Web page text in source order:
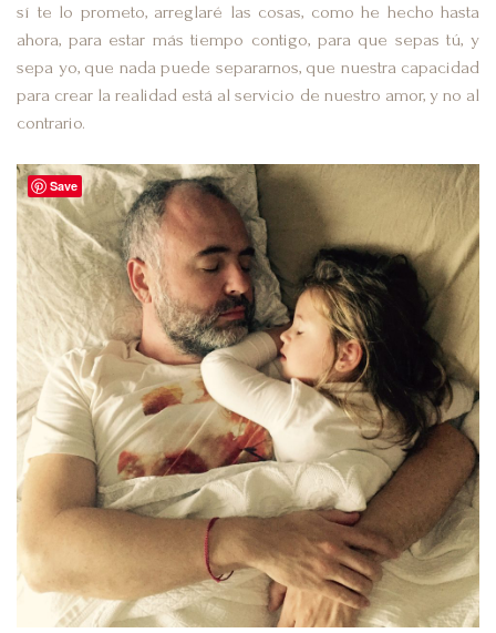
sí te lo prometo, arreglaré las cosas, como he hecho hasta
ahora, para estar más tiempo contigo, para que sepas tú, y
sepa yo, que nada puede separarnos, que nuestra capacidad
para crear la realidad está al servicio de nuestro amor, y no al
contrario.
Save